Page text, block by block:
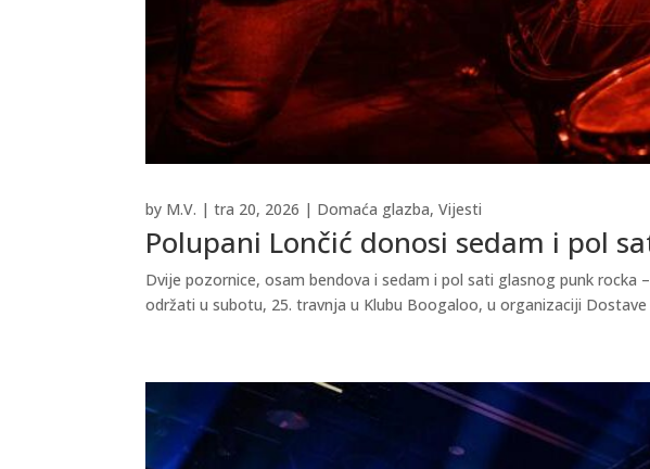
Polupani Lončić donosi sedam i pol
by M.V. |tra 20, 2026 | Domaća glazba,Vijesti
Dvije pozornice, osam bendova i sedam i pol sati glasnog punk
održati u subotu, 25. travnja u Klubu Boogaloo, u organizaciji Dostave